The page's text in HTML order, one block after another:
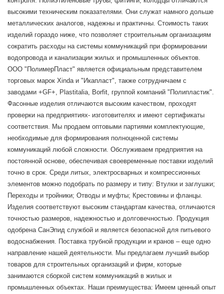
высокими техническим показателями. Они служат намного дольше
металлических аналогов, надежны и практичны. Стоимость таких
изделий гораздо ниже, что позволяет строительным организациям
сократить расходы на системы коммуникаций при формировании
водопровода и канализации жилых и промышленных объектов.
ООО "ПолимерПласт" является официальным представителем
торговых марок Xinda и "Икапласт", также сотрудничаем с
заводами +GF+, Plastitalia, Borfit, группой компаний "Полипластик".
Фасонные изделия отличаются высоким качеством, проходят
проверки на предприятиях- изготовителях и имеют сертификаты
соответствия. Мы продаем оптовыми партиями комплектующие,
необходимые для формирования полноценной системы
коммуникаций любой сложности. Обслуживаем предприятия на
постоянной основе, обеспечивая своевременные поставки изделий
точно в срок. Среди литых, электросварных и компрессионных
элементов можно подобрать по размеру и типу: Втулки и заглушки;
Переходы и тройники; Отводы и муфты; Крестовины и фланцы.
Изделия соответствуют высоким стандартам качества, отличаются
точностью размеров, надежностью и долговечностью. Продукция
одобрена СанЭпид службой и является безопасной для питьевого
водоснабжения. Поставка трубной продукции и кранов – еще одно
направление нашей деятельности. Мы предлагаем лучший выбор
товаров для строительных организаций и фирм, которые
занимаются сборкой систем коммуникаций в жилых и
промышленных объектах. Наши преимущества: Имеем ценный опыт